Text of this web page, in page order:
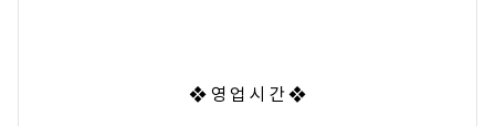
❖ 영 업 시 간 ❖